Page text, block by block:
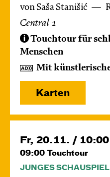
von Saša Stanišić
Central 1
Touchtour für
Menschen
Mit
Karten
Fr, 20.11. /
09:00 Touchtour
JUNGES SCHAUSPIEL